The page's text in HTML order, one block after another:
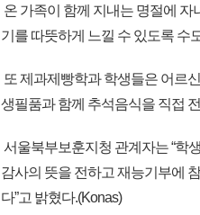
온 가족이 함께 지내는 명절에
기를 따뜻하게 느낄 수 있도록 수
또 제과제빵학과 학생들은 어르
생필품과 함께 추석음식을 직접
서울북부보훈지청 관계자는 “학
감사의 뜻을 전하고 재능기부에
다”고 밝혔다.(Konas)